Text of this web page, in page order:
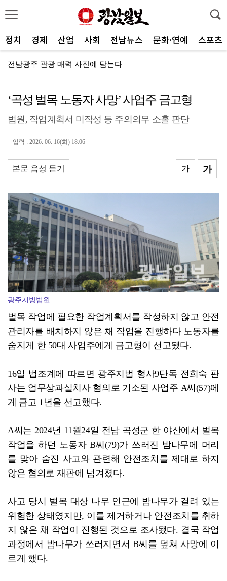
정치 경제 산업 사회 전남뉴스 문화·연예 스포츠
전남광주 관광 매력 사진에 담는다
중기부, 지방소멸 대응 유공자 찾는다
광산구자원봉사센터, 폭염 대응 통합자원지원단 활동
ACC '아시아의 장치들'전···누적 관람객 10만명 ...
SOOP 수퍼스, 고의정·서지혜 영입…전력 보강
중진공, 유망 중소기업 최대 20억 성장자금
현대차그룹, 공동주택서 주차로봇 실증 추진
‘곡성 벌목 노동자 사망’ 사업주 금고형
법원, 작업계획서 미작성 등 주의의무 소홀 판단
입력 : 2026. 06. 16(화) 18:06
본문 음성 듣기 가
가
광주지방법원
벌목 작업에 필요한 작업계획서를 작성하지 않고 안전
관리자를 배치하지 않은 채 작업을 진행하다 노동자를
숨지게 한 50대 사업주에게 금고형이 선고됐다.
16일 법조계에 따르면 광주지법 형사9단독 전희숙 판
사는 업무상과실치사 혐의로 기소된 사업주 A씨(57)에
게 금고 1년을 선고했다.
A씨는 2024년 11월24일 전남 곡성군 한 야산에서 벌목
작업을 하던 노동자 B씨(79)가 쓰러진 밤나무에 머리
를 맞아 숨진 사고와 관련해 안전조치를 제대로 하지
않은 혐의로 재판에 넘겨졌다.
사고 당시 벌목 대상 나무 인근에 밤나무가 걸려 있는
위험한 상태였지만, 이를 제거하거나 안전조치를 취하
지 않은 채 작업이 진행된 것으로 조사됐다. 결국 작업
과정에서 밤나무가 쓰러지면서 B씨를 덮쳐 사망에 이
르게 했다.